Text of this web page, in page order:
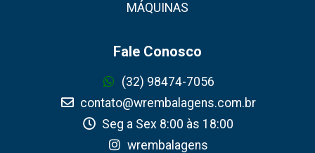
MÁQUINAS
Fale Conosco
(32) 98474-7056
contato@wrembalagens.com.br
Seg a Sex 8:00 às 18:00
wrembalagens